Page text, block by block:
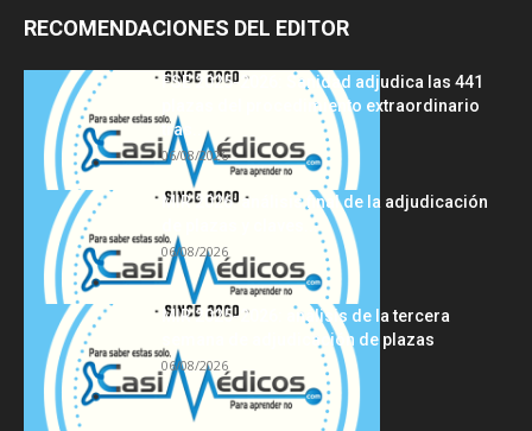
RECOMENDACIONES DEL EDITOR
FSE 2025-2026: Sanidad adjudica las 441
plazas del procedimiento extraordinario
tras...
06/08/2026
MIR 2026: análisis final de la adjudicación
de plazas y claves...
06/08/2026
MIR 2025-2026: análisis de la tercera
semana de adjudicación de plazas
06/08/2026